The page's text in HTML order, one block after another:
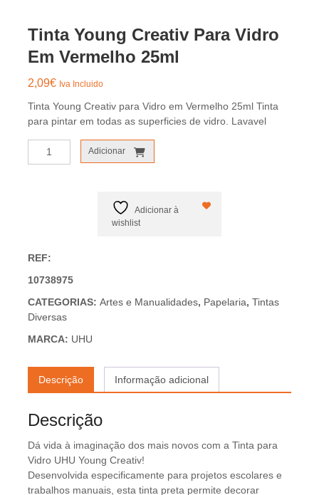
Tinta Young Creativ Para Vidro
Em Vermelho 25ml
2,09€ Iva Incluido
Tinta Young Creativ para Vidro em Vermelho 25ml Tinta
para pintar em todas as superficies de vidro. Lavavel
Quantidade
25ml
Adicionar
Adicionar à
wishlist
REF:
10738975
CATEGORIAS: Artes e Manualidades, Papelaria, Tintas
Diversas
MARCA: UHU
Descrição Informação adicional
Descrição
Dá vida à imaginação dos mais novos com a Tinta para
Vidro UHU Young Creativ!
Desenvolvida especificamente para projetos escolares e
trabalhos manuais, esta tinta preta permite decorar